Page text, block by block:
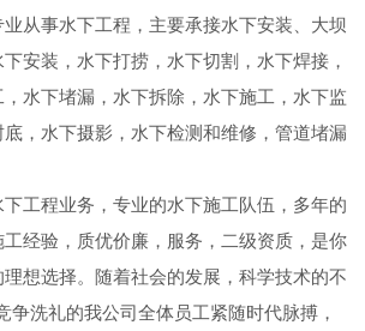
从事水下工程，主要承接水下安装、大坝
安装，水下打捞，水下切割，水下焊接，
水下堵漏，水下拆除，水下施工，水下监
，水下摄影，水下检测和维修，管道堵漏
工程业务，专业的水下施工队伍，多年的
经验，质优价廉，服务，二级资质，是你
想选择。随着社会的发展，科学技术的不
争洗礼的我公司全体员工紧随时代脉搏，